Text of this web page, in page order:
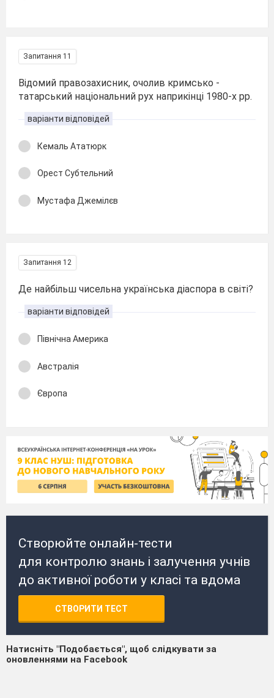
Запитання 11
Відомий правозахисник, очолив кримсько -
татарський національний рух наприкінці 1980-х рр.
варіанти відповідей
Кемаль Ататюрк
Орест Субтельний
Мустафа Джемілєв
Запитання 12
Де найбільш чисельна українська діаспора в світі?
варіанти відповідей
Північна Америка
Австралія
Європа
Створюйте онлайн-тести
для контролю знань і залучення учнів
до активної роботи у класі та вдома
СТВОРИТИ ТЕСТ
Натисніть "Подобається", щоб слідкувати за
оновленнями на Facebook